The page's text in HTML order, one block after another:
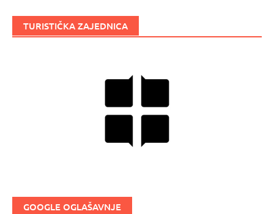
TURISTIČKA ZAJEDNICA
GOOGLE OGLAŠAVNJE